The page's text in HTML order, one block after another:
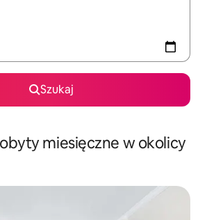
Szukaj
miesięczne w okolicy